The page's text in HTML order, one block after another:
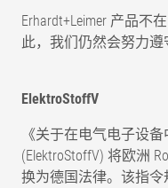
Erhardt+Leimer 产品不
此，我们仍然会努力遵
ElektroStoffV
《关于在电气电子设
(ElektroStoffV) 将欧洲
换为德国法律。该指